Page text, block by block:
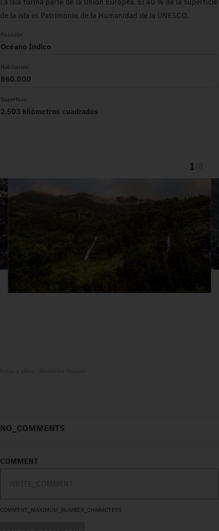
de la isla es Patrimonio de la Humanidad de la UNESCO.
Posición:
Océano Índico
Habitantes:
860.000
Superficie:
2.503 kilómetros cuadrados
1
NO_COMMENTS
COMMENT
COMMENT_MAXIMUM_NUMBER_CHARACTERS